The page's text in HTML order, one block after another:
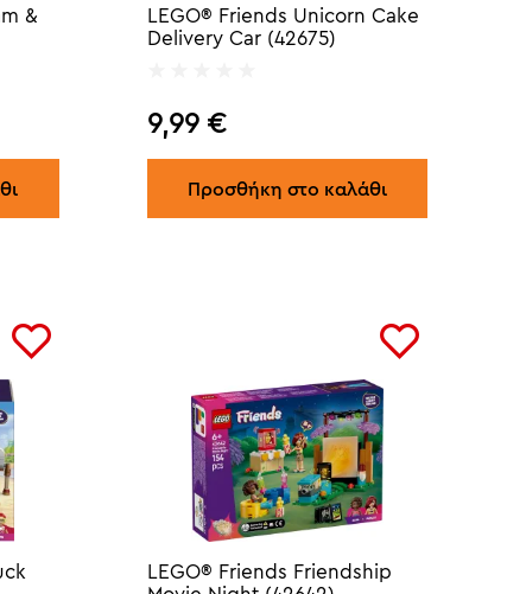
&
LEGO® Friends Unicorn Cake
Delivery Car (42675)
9,99€
Προσθήκη στο καλάθι
LEGO® Friends Friendship